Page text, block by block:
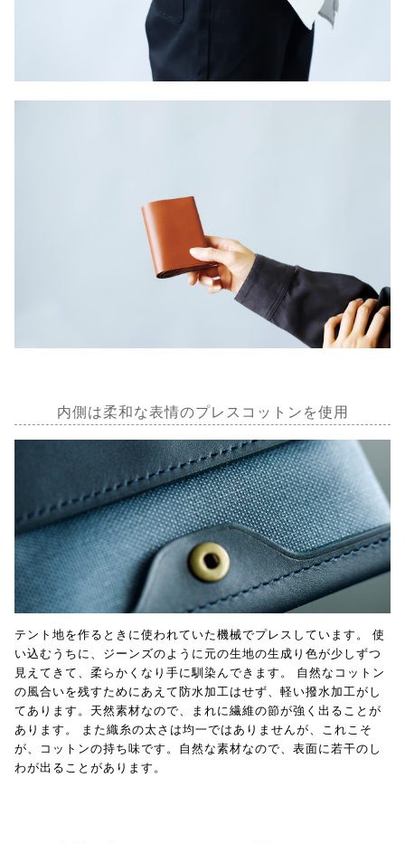
内側は柔和な表情のプレスコットンを使用
テント地を作るときに使われていた機械でプレスしています。 使
い込むうちに、ジーンズのように元の生地の生成り色が少しずつ
見えてきて、柔らかくなり手に馴染んできます。 自然なコットン
の風合いを残すためにあえて防水加工はせず、軽い撥水加工がし
てあります。天然素材なので、まれに繊維の節が強く出ることが
あります。 また織糸の太さは均一ではありませんが、これこそ
が、コットンの持ち味です。自然な素材なので、表面に若干のし
わが出ることがあります。